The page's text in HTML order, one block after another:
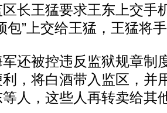
长王猛要求王东上交手
包”上交给王猛，王猛将
被控违反监狱规章制
，将白酒带入监区，并
人，这些人再转卖给其